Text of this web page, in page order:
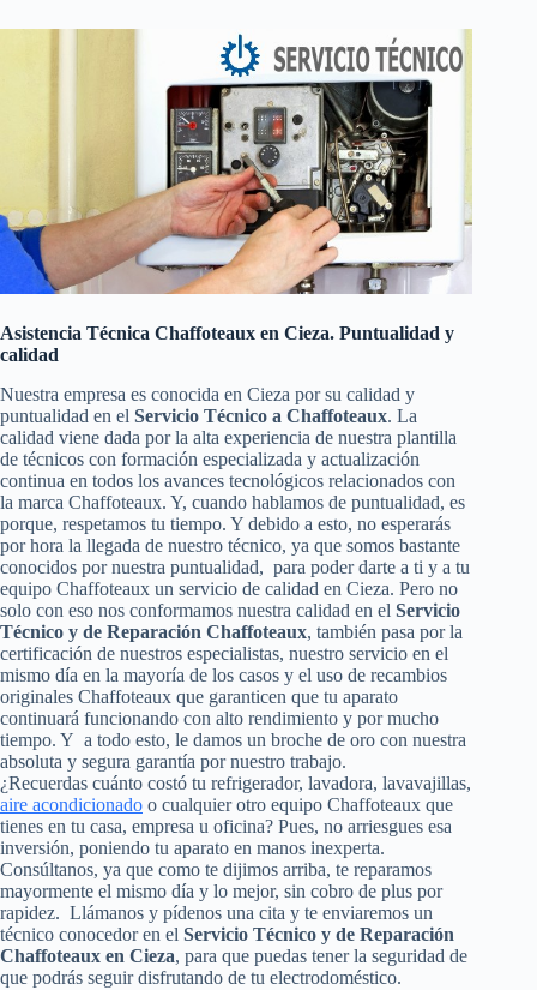
Asistencia Técnica Chaffoteaux en Cieza. Puntualidad y
calidad
Nuestra empresa es conocida en Cieza por su calidad y
puntualidad en el Servicio Técnico a Chaffoteaux. La
calidad viene dada por la alta experiencia de nuestra plantilla
de técnicos con formación especializada y actualización
continua en todos los avances tecnológicos relacionados con
la marca Chaffoteaux. Y, cuando hablamos de puntualidad, es
porque, respetamos tu tiempo. Y debido a esto, no esperarás
por hora la llegada de nuestro técnico, ya que somos bastante
conocidos por nuestra puntualidad, para poder darte a ti y a tu
equipo Chaffoteaux un servicio de calidad en Cieza. Pero no
solo con eso nos conformamos nuestra calidad en el Servicio
Técnico y de Reparación Chaffoteaux, también pasa por la
certificación de nuestros especialistas, nuestro servicio en el
mismo día en la mayoría de los casos y el uso de recambios
originales Chaffoteaux que garanticen que tu aparato
continuará funcionando con alto rendimiento y por mucho
tiempo. Y a todo esto, le damos un broche de oro con nuestra
absoluta y segura garantía por nuestro trabajo.
¿Recuerdas cuánto costó tu refrigerador, lavadora, lavavajillas,
aire acondicionado o cualquier otro equipo Chaffoteaux que
tienes en tu casa, empresa u oficina? Pues, no arriesgues esa
inversión, poniendo tu aparato en manos inexperta.
Consúltanos, ya que como te dijimos arriba, te reparamos
mayormente el mismo día y lo mejor, sin cobro de plus por
rapidez. Llámanos y pídenos una cita y te enviaremos un
técnico conocedor en el Servicio Técnico y de Reparación
Chaffoteaux en Cieza, para que puedas tener la seguridad de
que podrás seguir disfrutando de tu electrodoméstico.